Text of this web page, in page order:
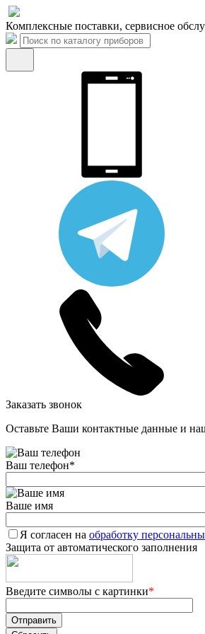
Комплексные поставки, сервисное
Заказать звонок
Оставьте Ваши контактные данные и
Ваш телефон*
Ваше имя
Я согласен на обработку
Защита от автоматического заполнения
Введите символы с картинки*